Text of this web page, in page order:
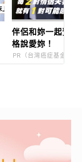
伴侶和妳一起預防
格說愛妳！
PR（台灣癌症基金會）